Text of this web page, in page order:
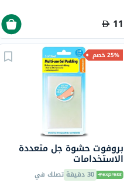
11
25% خصم
بروفوت حشوة جل متعددة
الاستخدامات
30 دقيقة تصلك في